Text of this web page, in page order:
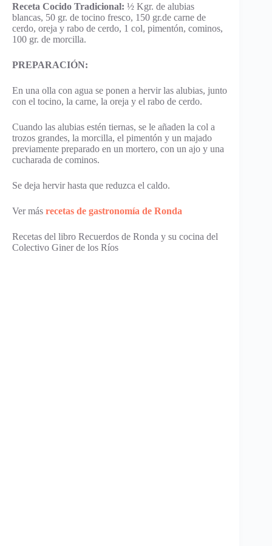
Receta Cocido Tradicional: ½ Kgr. de alubias
blancas, 50 gr. de tocino fresco, 150 gr.de carne de
cerdo, oreja y rabo de cerdo, 1 col, pimentón, cominos,
100 gr. de morcilla.
PREPARACIÓN:
En una olla con agua se ponen a hervir las alubias, junto
con el tocino, la carne, la oreja y el rabo de cerdo.
Cuando las alubias estén tiernas, se le añaden la col a
trozos grandes, la morcilla, el pimentón y un majado
previamente preparado en un mortero, con un ajo y una
cucharada de cominos.
Se deja hervir hasta que reduzca el caldo.
Ver más recetas de gastronomía de Ronda
Recetas del libro Recuerdos de Ronda y su cocina del
Colectivo Giner de los Ríos